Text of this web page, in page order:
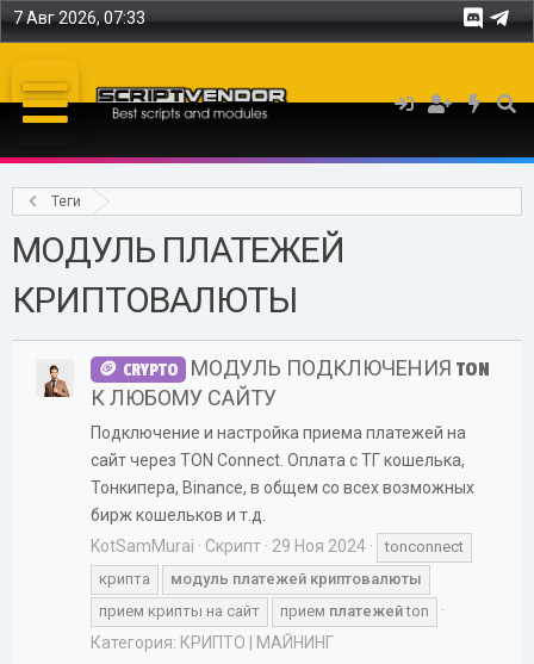
7 Авг 2026, 07:33
Теги
МОДУЛЬ ПЛАТЕЖЕЙ
КРИПТОВАЛЮТЫ
CRYPTO
МОДУЛЬ ПОДКЛЮЧЕНИЯ TON
К ЛЮБОМУ САЙТУ
Подключение и настройка приема платежей на
сайт через TON Connect. Оплата с ТГ кошелька,
Тонкипера, Binance, в общем со всех возможных
бирж кошельков и т.д.
KotSamMurai
Скрипт 29 Ноя 2024
tonconnect
крипта
модуль платежей криптовалюты
прием крипты на сайт
прием платежейton
Категория: КРИПТО | МАЙНИНГ